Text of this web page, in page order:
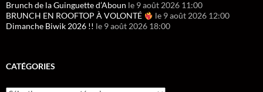
Brunch de la Guinguette d’Aboun le 9 août 2026 11:00
BRUNCH EN ROOFTOP À VOLONTÉ
le 9 août 2026 12:00
Dimanche Biwik 2026 !! le 9 août 2026 18:00
CATÉGORIES